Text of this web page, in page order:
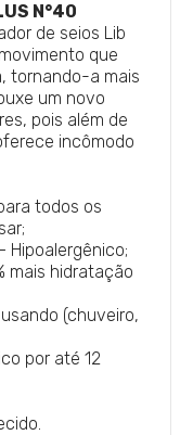
N°40
de seios Lib
que
tornando-a mais
um novo
pois além de
incômodo
todos os
Hipoalergênico;
mais hidratação
(chuveiro,
por até 12